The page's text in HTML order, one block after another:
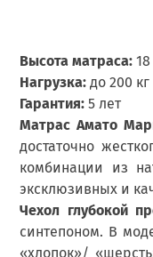
Высота матраса:
Нагрузка: до 200
Гарантия: 5 лет
Матрас Амато
достаточно
комбинации из
эксклюзивных и
Чехол глубокой
синтепоном. В
«хлопок»/